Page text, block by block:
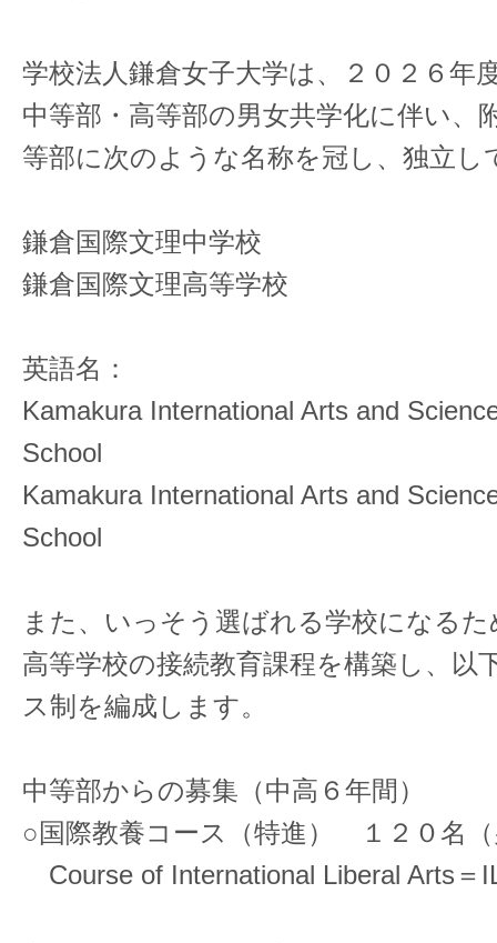
学校法人鎌倉女子大学は、２０２６年
中等部・高等部の男女共学化に伴い、
等部に次のような名称を冠し、独立し
鎌倉国際文理中学校
鎌倉国際文理高等学校
英語名：
Kamakura International Arts and
School
Kamakura International Arts and
School
また、いっそう選ばれる学校になる
高等学校の接続教育課程を構築し、以
ス制を編成します。
中等部からの募集（中高６年間）
○国際教養コース（特進） １２０名
Course of International Liberal Arts＝